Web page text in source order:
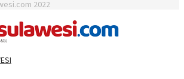
2022